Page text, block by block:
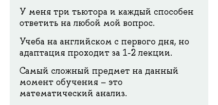
У меня три тьютора и каждый способен
ответить на любой мой вопрос.
Учеба на английском с первого дня, но
адаптация проходит за 1-2 лекции.
Самый сложный предмет на данный
момент обучения – это
математический анализ.